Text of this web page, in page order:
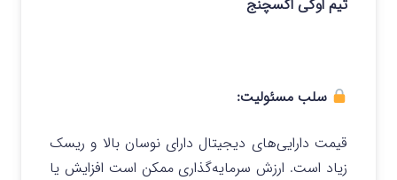
تیم اوکی اکسچنج
سلب مسئولیت:
قیمت دارایی‌های دیجیتال دارای نوسان بالا و ریسک
زیاد است. ارزش سرمایه‌گذاری ممکن است افزایش یا